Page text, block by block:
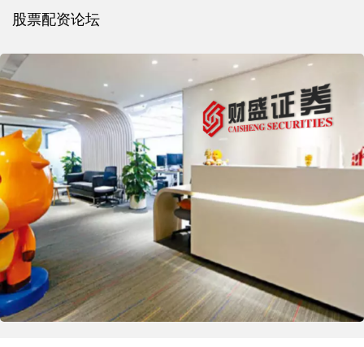
股票配资论坛